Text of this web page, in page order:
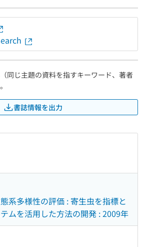
同じ主題の資料を指すキーワード、著者
書誌情報を出力
系多様性の評価 : 寄生虫を指標と
ムを活用した方法の開発 : 2009年